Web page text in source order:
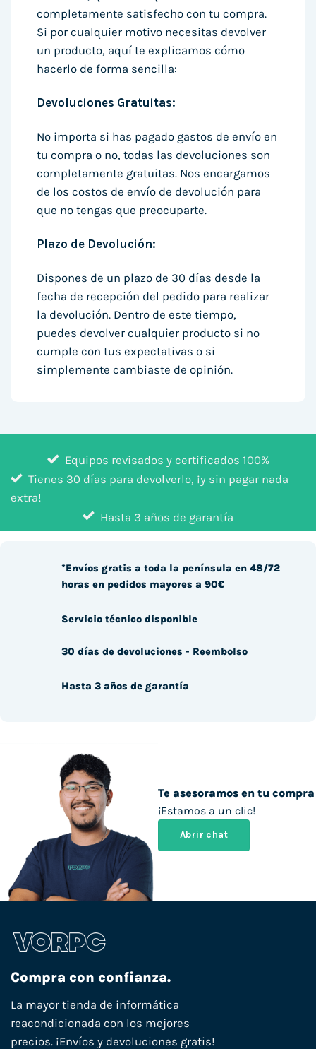
completamente satisfecho con tu compra.
Si por cualquier motivo necesitas devolver
un producto, aquí te explicamos cómo
hacerlo de forma sencilla:
Devoluciones Gratuitas:
No importa si has pagado gastos de envío en
tu compra o no, todas las devoluciones son
completamente gratuitas. Nos encargamos
de los costos de envío de devolución para
que no tengas que preocuparte.
Plazo de Devolución:
Dispones de un plazo de 30 días desde la
fecha de recepción del pedido para realizar
la devolución. Dentro de este tiempo,
puedes devolver cualquier producto si no
cumple con tus expectativas o si
simplemente cambiaste de opinión.
Equipos revisados y certificados 100%
Tienes 30 días para devolverlo, ¡y sin pagar nada
extra!
Hasta 3 años de garantía
Te asesoramos en tu compra
¡Estamos a un clic!
Abrir chat
*Envíos gratis a toda la península en 48/72
horas en pedidos mayores a 90€
Servicio técnico disponible
30 días de devoluciones - Reembolso
Hasta 3 años de garantía
Compra con confianza.
La mayor tienda de informática
reacondicionada con los mejores
precios. ¡Envíos y devoluciones gratis!